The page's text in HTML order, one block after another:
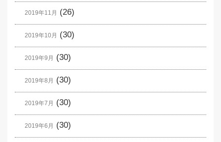
2019年11月 (26)
2019年10月 (30)
2019年9月 (30)
2019年8月 (30)
2019年7月 (30)
2019年6月 (30)